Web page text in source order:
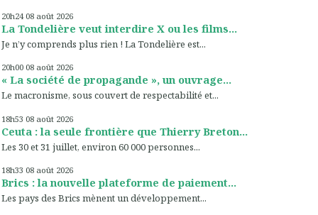
20h24 08 août 2026
La Tondelière veut interdire X ou les films...
Je n’y comprends plus rien ! La Tondelière est...
20h00 08 août 2026
« La société de propagande », un ouvrage...
Le macronisme, sous couvert de respectabilité et...
18h53 08 août 2026
Ceuta : la seule frontière que Thierry Breton...
Les 30 et 31 juillet, environ 60 000 personnes...
18h33 08 août 2026
Brics : la nouvelle plateforme de paiement...
Les pays des Brics mènent un développement...